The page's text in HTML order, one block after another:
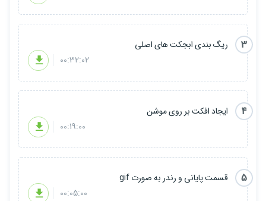
3
ریگ بندی ابجکت های اصلی
00:32:02
4
ایجاد افکت بر روی موشن
00:19:00
5
قسمت پایانی و رندر به صورت gif
00:05:00